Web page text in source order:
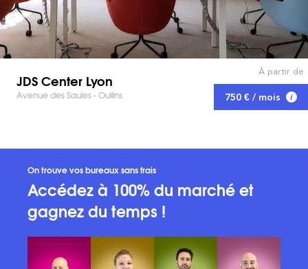
JDS Center Lyon
Avenue des Saules - Oullins
À partir de
750 € / mois
On trouve vos bureaux sans frais
Accédez à 100% du marché et
gagnez du temps !